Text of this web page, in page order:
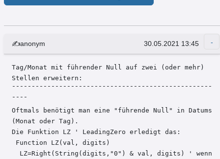
✍anonym 30.05.2021 13:45
Tag/Monat mit führender Null auf zwei (oder mehr)
Stellen erweitern:
¯¯¯¯¯¯¯¯¯¯¯¯¯¯¯¯¯¯¯¯¯¯¯¯¯¯¯¯¯¯¯¯¯¯¯¯¯¯¯¯¯¯¯¯¯¯¯¯¯¯¯
¯¯¯¯
Oftmals benötigt man eine "führende Null" in Datums
(Monat oder Tag).
Die Funktion LZ ' LeadingZero erledigt das: